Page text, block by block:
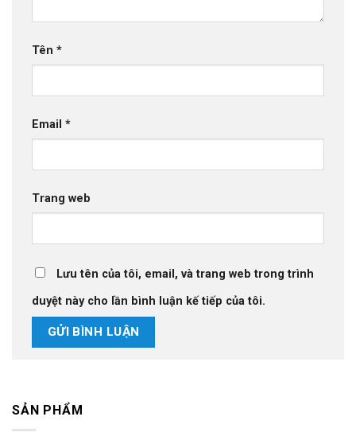
Tên *
Email *
Trang web
Lưu tên của tôi, email, và trang web trong trình
duyệt này cho lần bình luận kế tiếp của tôi.
SẢN PHẨM